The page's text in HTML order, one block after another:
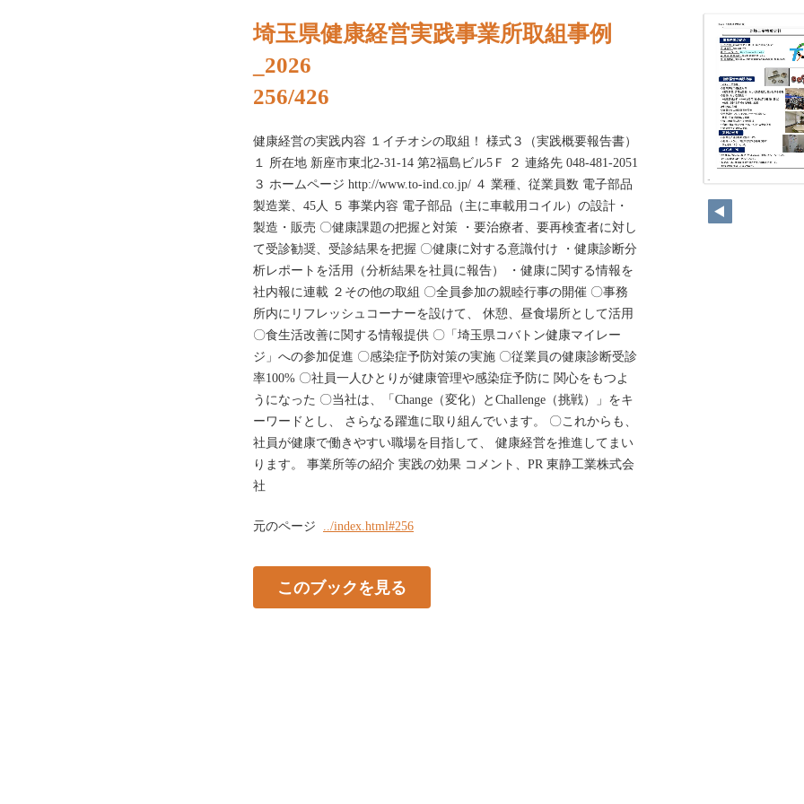
240
埼玉県健康経営実践事業所取組事例
_2026
256/426
健康経営の実践内容 １イチオシの取組！ 様式３（実践概要報告書）
１ 所在地 新座市東北2-31-14 第2福島ビル5Ｆ ２ 連絡先 048-481-2051
３ ホームページ http://www.to-ind.co.jp/ ４ 業種、従業員数 電子部品
製造業、45人 ５ 事業内容 電子部品（主に車載用コイル）の設計・
製造・販売 〇健康課題の把握と対策 ・要治療者、要再検査者に対し
て受診勧奨、受診結果を把握 〇健康に対する意識付け ・健康診断分
析レポートを活用（分析結果を社員に報告） ・健康に関する情報を
社内報に連載 ２その他の取組 〇全員参加の親睦行事の開催 〇事務
所内にリフレッシュコーナーを設けて、 休憩、昼食場所として活用
〇食生活改善に関する情報提供 〇「埼玉県コバトン健康マイレー
ジ」への参加促進 〇感染症予防対策の実施 〇従業員の健康診断受診
率100% 〇社員一人ひとりが健康管理や感染症予防に 関心をもつよ
うになった 〇当社は、「Change（変化）とChallenge（挑戦）」をキ
ーワードとし、 さらなる躍進に取り組んでいます。 〇これからも、
社員が健康で働きやすい職場を目指して、 健康経営を推進してまい
ります。 事業所等の紹介 実践の効果 コメント、PR 東静工業株式会
社
元のページ ../index.html#256
このブックを見る